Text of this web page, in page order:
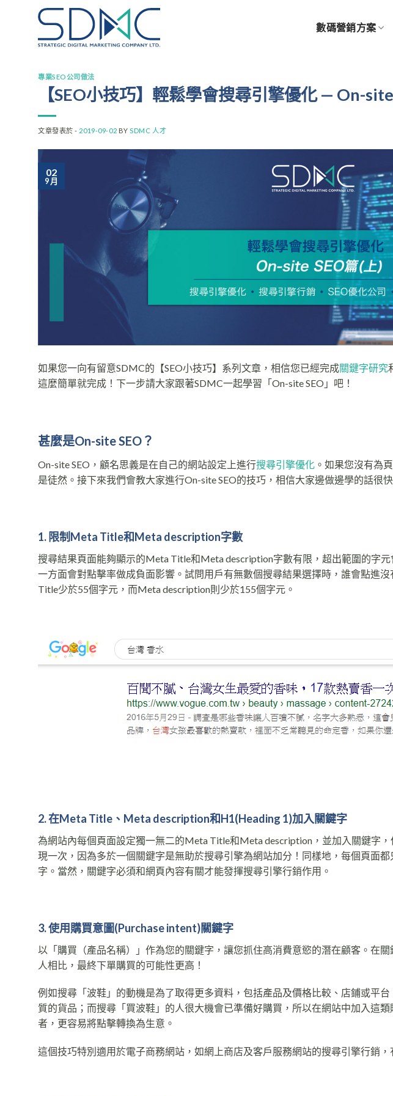
數碼營銷方案
專業SEO公司做法
【SEO小技巧】輕鬆學會搜尋引擎優化 — On-
文章發表於 - 2019-09-02 BY SDMC 人才
02
9 月
如果您一向有留意SDMC的【SEO小技巧】系列文章，相信您已經完成關鍵字研究
這麼簡單就完成！下一步請大家跟著SDMC一起學習「On-site SEO」吧！
甚麼是On-site SEO ？
On-site SEO，顧名思義是在自己的網站設定上進行搜尋引擎優化 。如果您沒有為
是徒然。接下來我們會教大家進行On-site SEO的技巧，相信大家邊做邊學的話很
1. 限制Meta Title和Meta description字數
搜尋結果頁面能夠顯示的Meta Title和Meta description字數有限，超出範圍的字
一方面會對點擊率做成負面影響。試問用戶有無數個搜尋結果選擇時，誰會點進
Title少於55個字元，而Meta description則少於155個字元。
2. 在Meta Title 、 Meta description和H1(Heading 1)加入關鍵字
為網站內每個頁面設定獨一無二的Meta Title和Meta description，並加入關鍵字
現一次，因為多於一個關鍵字是無助於搜尋引擎為網站加分！同樣地，每個頁面
字。當然，關鍵字必須和網頁內容有關才能發揮搜尋引擎行銷作用。
3. 使用購買意圖(Purchase intent)關鍵字
以「購買（產品名稱）」作為您的關鍵字，讓您抓住高消費意慾的潛在顧客。在
人相比，最終下單購買的可能性更高！
例如搜尋「波鞋」的動機是為了取得更多資料，包括產品及價格比較、店鋪或平
質的貨品；而搜尋「買波鞋」的人很大機會已準備好購買，所以在網站中加入這
者，更容易將點擊轉換為生意。
這個技巧特別適用於電子商務網站，如網上商店及客戶服務網站的搜尋引擎行銷